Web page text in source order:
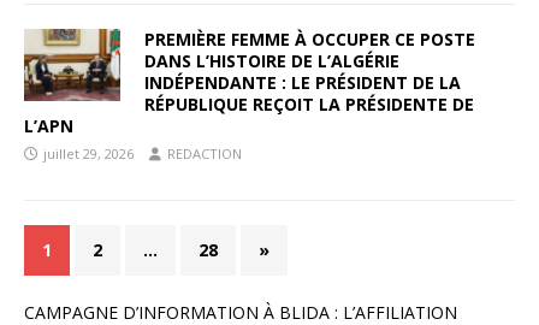
PREMIÈRE FEMME À OCCUPER CE POSTE
DANS L’HISTOIRE DE L’ALGÉRIE
INDÉPENDANTE : LE PRÉSIDENT DE LA
RÉPUBLIQUE REÇOIT LA PRÉSIDENTE DE
L’APN
juillet 29, 2026 REDACTION
1 2 … 28 »
CAMPAGNE D’INFORMATION À BLIDA : L’AFFILIATION